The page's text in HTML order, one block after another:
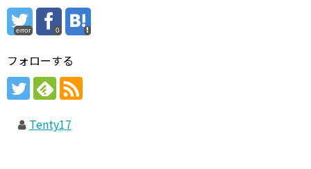
error 0
フォローする
Tenty17